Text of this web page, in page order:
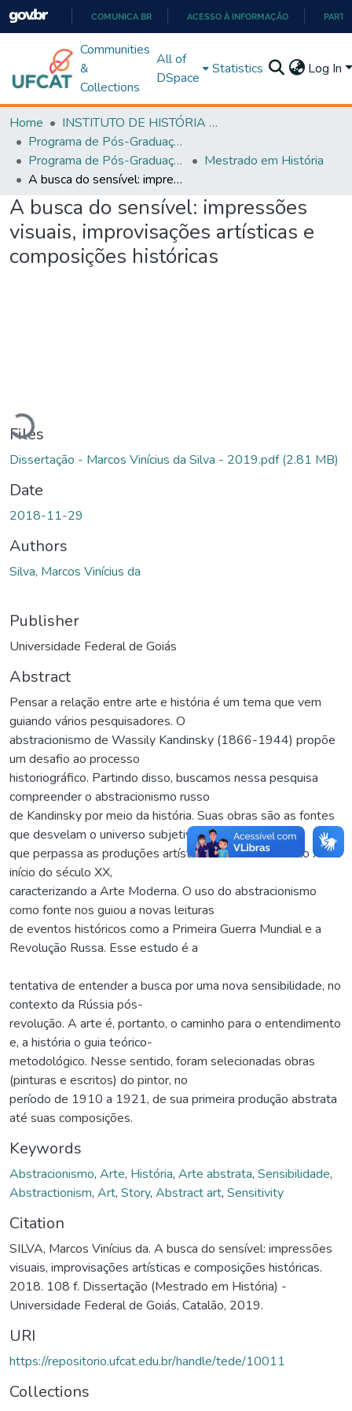
PARA
O
COMUNICA BR ACESSO À INFORMAÇÃO
Communities
&
Collections
All of
DSpace
Statistics Log In
Home
INSTITUTO DE HISTÓRIA E CIÊNCIAS SOCIAIS
Programa de Pós-Graduação em História, Cultura e Formação de Professores (PPGH-MP)
Programa de Pós-Graduação em História, Cultura e Formação de Professores - PPGH-MP
Mestrado em História
A busca do sensível: impressões visuais, improvisações artísticas e composições históricas
A busca do sensível: impressões
visuais, improvisações artísticas e
composições históricas
Loading...
Files
Dissertação - Marcos Vinícius da Silva - 2019.pdf(2.81 MB)
Date
2018-11-29
Authors
Silva, Marcos Vinícius da
Publisher
Universidade Federal de Goiás
Abstract
Pensar a relação entre arte e história é um tema que vem
guiando vários pesquisadores. O
abstracionismo de Wassily Kandinsky (1866-1944) propõe
um desafio ao processo
historiográfico. Partindo disso, buscamos nessa pesquisa
compreender o abstracionismo russo
de Kandinsky por meio da história. Suas obras são as fontes
que desvelam o universo subjetivo
que perpassa as produções artísticas no final do século XIX e
início do século XX,
caracterizando a Arte Moderna. O uso do abstracionismo
como fonte nos guiou a novas leituras
de eventos históricos como a Primeira Guerra Mundial e a
Revolução Russa. Esse estudo é a
tentativa de entender a busca por uma nova sensibilidade, no
contexto da Rússia pós-
revolução. A arte é, portanto, o caminho para o entendimento
e, a história o guia teórico-
metodológico. Nesse sentido, foram selecionadas obras
(pinturas e escritos) do pintor, no
período de 1910 a 1921, de sua primeira produção abstrata
até suas composições.
Keywords
Abstracionismo, Arte, História, Arte abstrata, Sensibilidade,
Abstractionism, Art, Story, Abstract art, Sensitivity
Citation
SILVA, Marcos Vinícius da. A busca do sensível: impressões
visuais, improvisações artísticas e composições históricas.
2018. 108 f. Dissertação (Mestrado em História) -
Universidade Federal de Goiás, Catalão, 2019.
URI
https://repositorio.ufcat.edu.br/handle/tede/10011
Collections